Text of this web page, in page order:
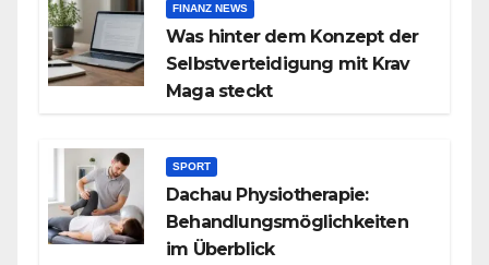
FINANZ NEWS
Was hinter dem Konzept der
Selbstverteidigung mit Krav
Maga steckt
SPORT
Dachau Physiotherapie:
Behandlungsmöglichkeiten
im Überblick